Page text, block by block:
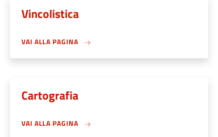
Vincolistica
VAI ALLA PAGINA
Cartografia
VAI ALLA PAGINA